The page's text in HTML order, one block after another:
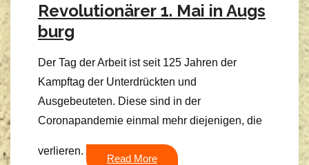
Revolutionärer 1. Mai in Augs
burg
Der Tag der Arbeit ist seit 125 Jahren der
Kampftag der Unterdrückten und
Ausgebeuteten. Diese sind in der
Coronapandemie einmal mehr diejenigen, die
verlieren.
Read More